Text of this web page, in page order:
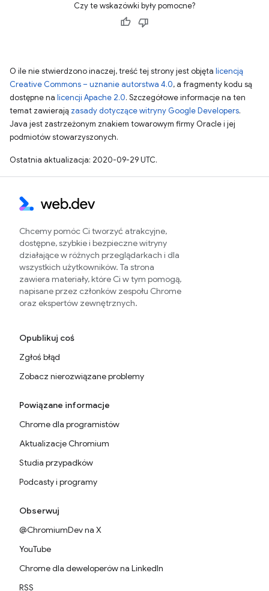
Czy te wskazówki były pomocne?
O ile nie stwierdzono inaczej, treść tej strony jest objęta licencją
Creative Commons – uznanie autorstwa 4.0, a fragmenty kodu są
dostępne na licencji Apache 2.0. Szczegółowe informacje na ten
temat zawierają zasady dotyczące witryny Google Developers.
Java jest zastrzeżonym znakiem towarowym firmy Oracle i jej
podmiotów stowarzyszonych.
Ostatnia aktualizacja: 2020-09-29 UTC.
Chcemy pomóc Ci tworzyć atrakcyjne,
dostępne, szybkie i bezpieczne witryny
działające w różnych przeglądarkach i dla
wszystkich użytkowników. Ta strona
zawiera materiały, które Ci w tym pomogą,
napisane przez członków zespołu Chrome
oraz ekspertów zewnętrznych.
Opublikuj coś
Zgłoś błąd
Zobacz nierozwiązane problemy
Powiązane informacje
Chrome dla programistów
Aktualizacje Chromium
Studia przypadków
Podcasty i programy
Obserwuj
@ChromiumDev na X
YouTube
Chrome dla deweloperów na LinkedIn
RSS